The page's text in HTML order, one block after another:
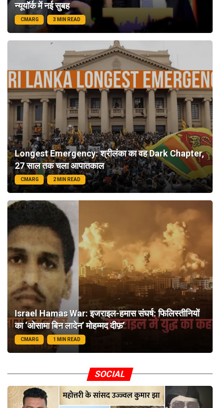
न्यूयॉर्क में नई सुबह
CMARG 3 MIN READ
Longest Emergency: श्रीलंका का वह Dark Chapter,
27 साल तक चला आपातकाल
CMARG 2 MIN READ
Israel Hamas War: इजराइल-हमास संघर्ष: फिलिस्तीनियों
का ‘ओसामा बिन लादेन’ मोहम्मद दीफ़’
CMARG 1 MIN READ
SOCIAL